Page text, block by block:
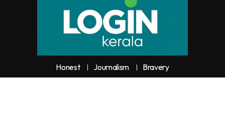
Honest Journalism Bravery